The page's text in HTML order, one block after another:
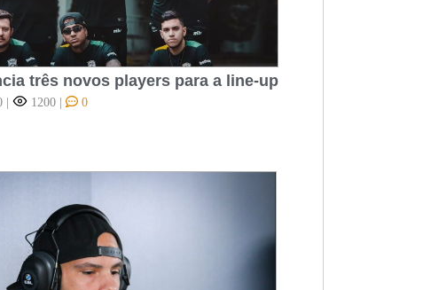
três novos players para a line-up
| 1200 | 0